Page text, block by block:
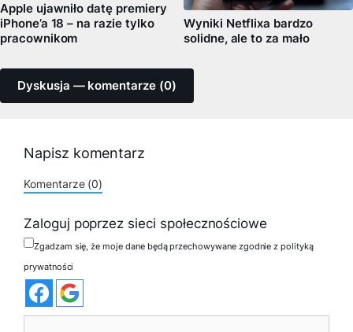
Apple ujawniło datę premiery
iPhone’a 18 – na razie tylko
pracownikom
Wyniki Netflixa bardzo
solidne, ale to za mało
Dyskusja — komentarze (0)
Napisz komentarz
Komentarze (0)
Zaloguj poprzez sieci społecznościowe
Zgadzam się, że moje dane będą przechowywane zgodnie z polityką
prywatności